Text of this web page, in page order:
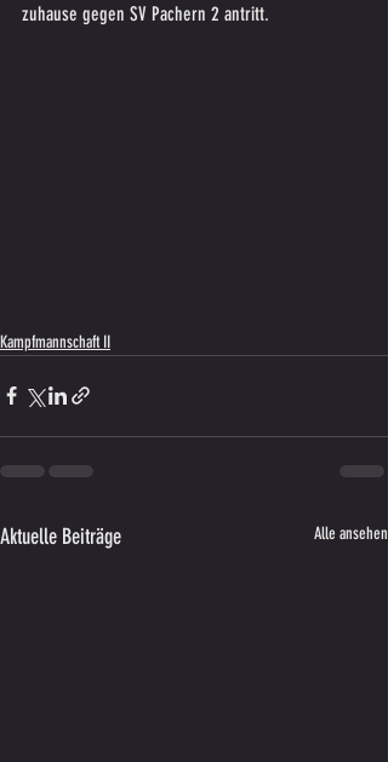
zuhause gegen SV Pachern 2 antritt.
Kampfmannschaft II
Aktuelle Beiträge Alle ansehen